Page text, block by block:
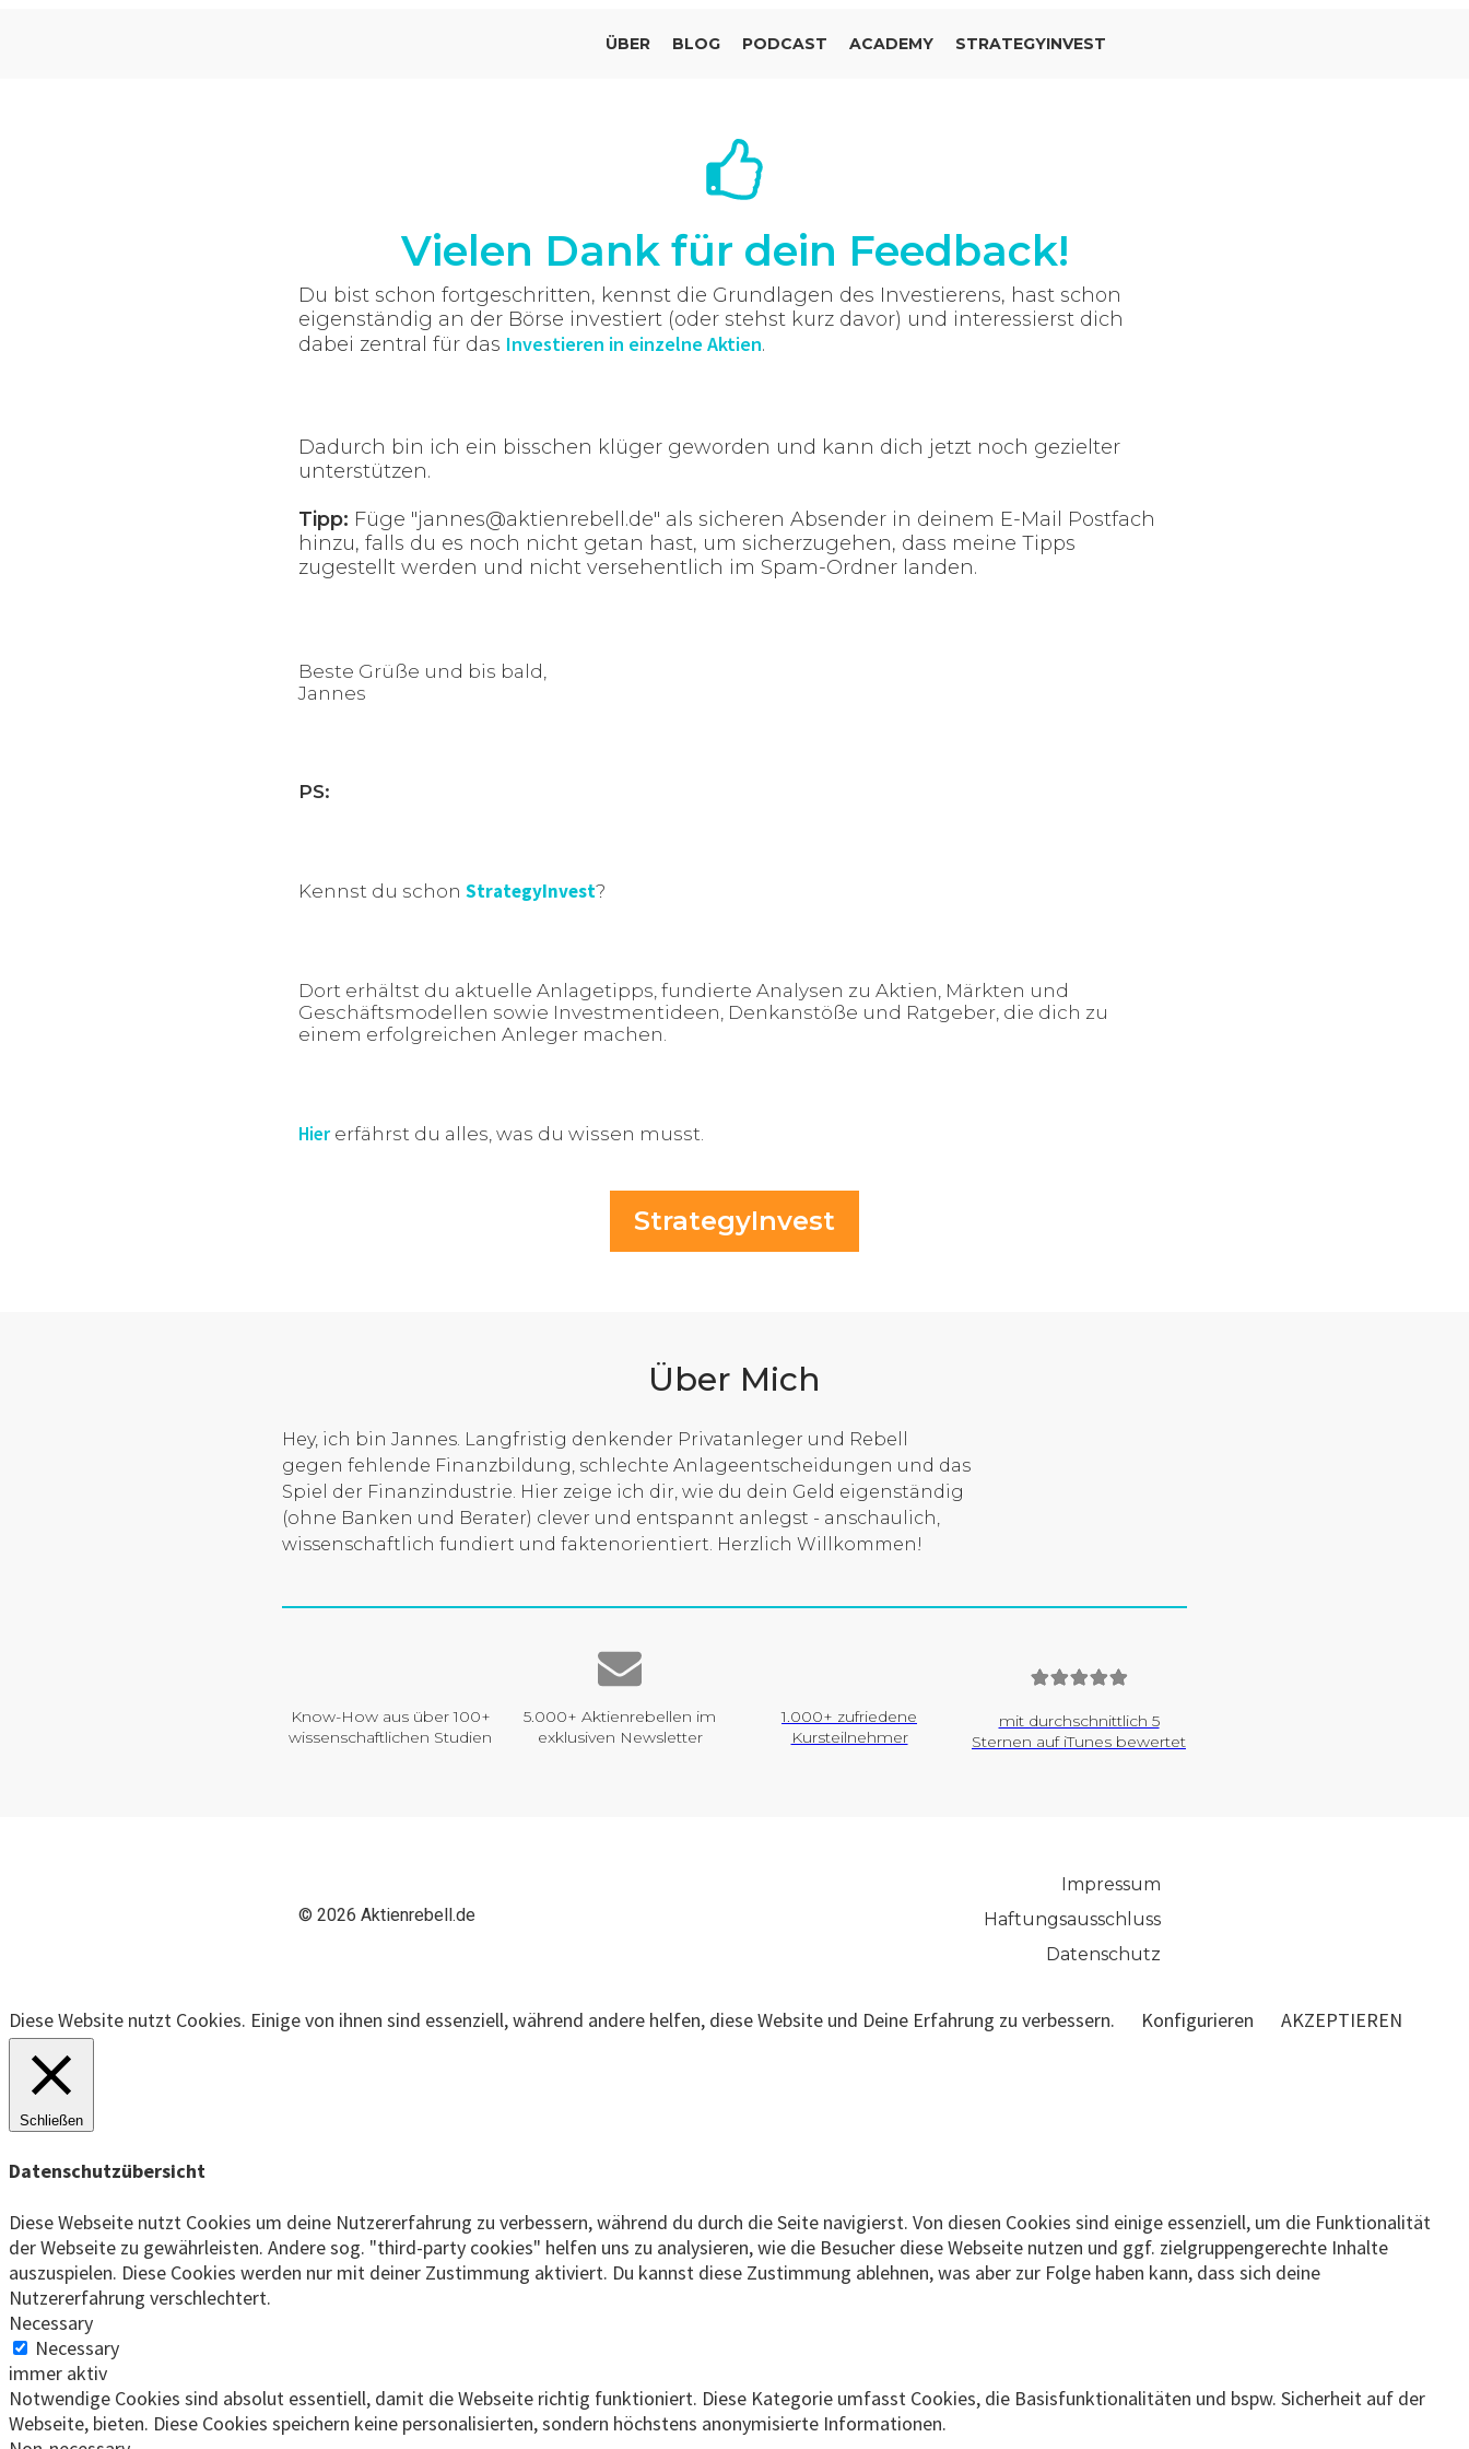
ÜBER BLOG PODCAST ACADEMY STRATEGYINVEST
Vielen Dank für dein Feedback!
Du bist schon fortgeschritten, kennst die Grundlagen des Investierens, hast schon
eigenständig an der Börse investiert (oder stehst kurz davor) und interessierst dich
dabei zentral für das Investieren in einzelne Aktien.
Dadurch bin ich ein bisschen klüger geworden und kann dich jetzt noch gezielter
unterstützen.
Tipp: Füge "jannes@aktienrebell.de" als sicheren Absender in deinem E-Mail Postfach
hinzu, falls du es noch nicht getan hast, um sicherzugehen, dass meine Tipps
zugestellt werden und nicht versehentlich im Spam-Ordner landen.
Beste Grüße und bis bald,
Jannes
PS:
Kennst du schon StrategyInvest?
Dort erhältst du aktuelle Anlagetipps, fundierte Analysen zu Aktien, Märkten und
Geschäftsmodellen sowie Investmentideen, Denkanstöße und Ratgeber, die dich zu
einem erfolgreichen Anleger machen.
Hier erfährst du alles, was du wissen musst.
StrategyInvest
Über Mich
Hey, ich bin Jannes. Langfristig denkender Privatanleger und Rebell
gegen fehlende Finanzbildung, schlechte Anlageentscheidungen und das
Spiel der Finanzindustrie. Hier zeige ich dir, wie du dein Geld eigenständig
(ohne Banken und Berater) clever und entspannt anlegst - anschaulich,
wissenschaftlich fundiert und faktenorientiert. Herzlich Willkommen!
Know-How aus über 100+
wissenschaftlichen Studien
5.000+ Aktienrebellen im
exklusiven Newsletter
1.000+ zufriedene
Kursteilnehmer
mit durchschnittlich 5
Sternen auf iTunes bewertet
© 2026 Aktienrebell.de
Impressum
Haftungsausschluss
Datenschutz
Diese Website nutzt Cookies. Einige von ihnen sind essenziell, während andere helfen, diese Website und Deine Erfahrung zu verbessern. Konfigurieren AKZEPTIEREN
Schließen
Datenschutzübersicht
Diese Webseite nutzt Cookies um deine Nutzererfahrung zu verbessern, während du durch die Seite navigierst. Von diesen Cookies sind einige essenziell, um die Funktionalität
der Webseite zu gewährleisten. Andere sog. "third-party cookies" helfen uns zu analysieren, wie die Besucher diese Webseite nutzen und ggf. zielgruppengerechte Inhalte
auszuspielen. Diese Cookies werden nur mit deiner Zustimmung aktiviert. Du kannst diese Zustimmung ablehnen, was aber zur Folge haben kann, dass sich deine
Nutzererfahrung verschlechtert.
Necessary
Necessary
immer aktiv
Notwendige Cookies sind absolut essentiell, damit die Webseite richtig funktioniert. Diese Kategorie umfasst Cookies, die Basisfunktionalitäten und bspw. Sicherheit auf der
Webseite, bieten. Diese Cookies speichern keine personalisierten, sondern höchstens anonymisierte Informationen.